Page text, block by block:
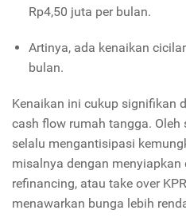
Rp4,50 juta per bulan.
Artinya, ada kenaikan
bulan.
Kenaikan ini cukup signifikan
cash flow rumah tangga. Oleh
selalu mengantisipasi
misalnya dengan
refinancing, atau take over
menawarkan bunga lebih